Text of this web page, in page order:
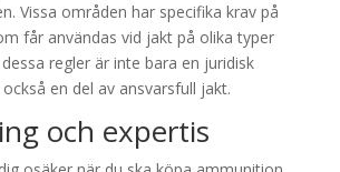
Vissa områden har specifika krav på
får användas vid jakt på olika typer
regler är inte bara en juridisk
en del av ansvarsfull jakt.
och expertis